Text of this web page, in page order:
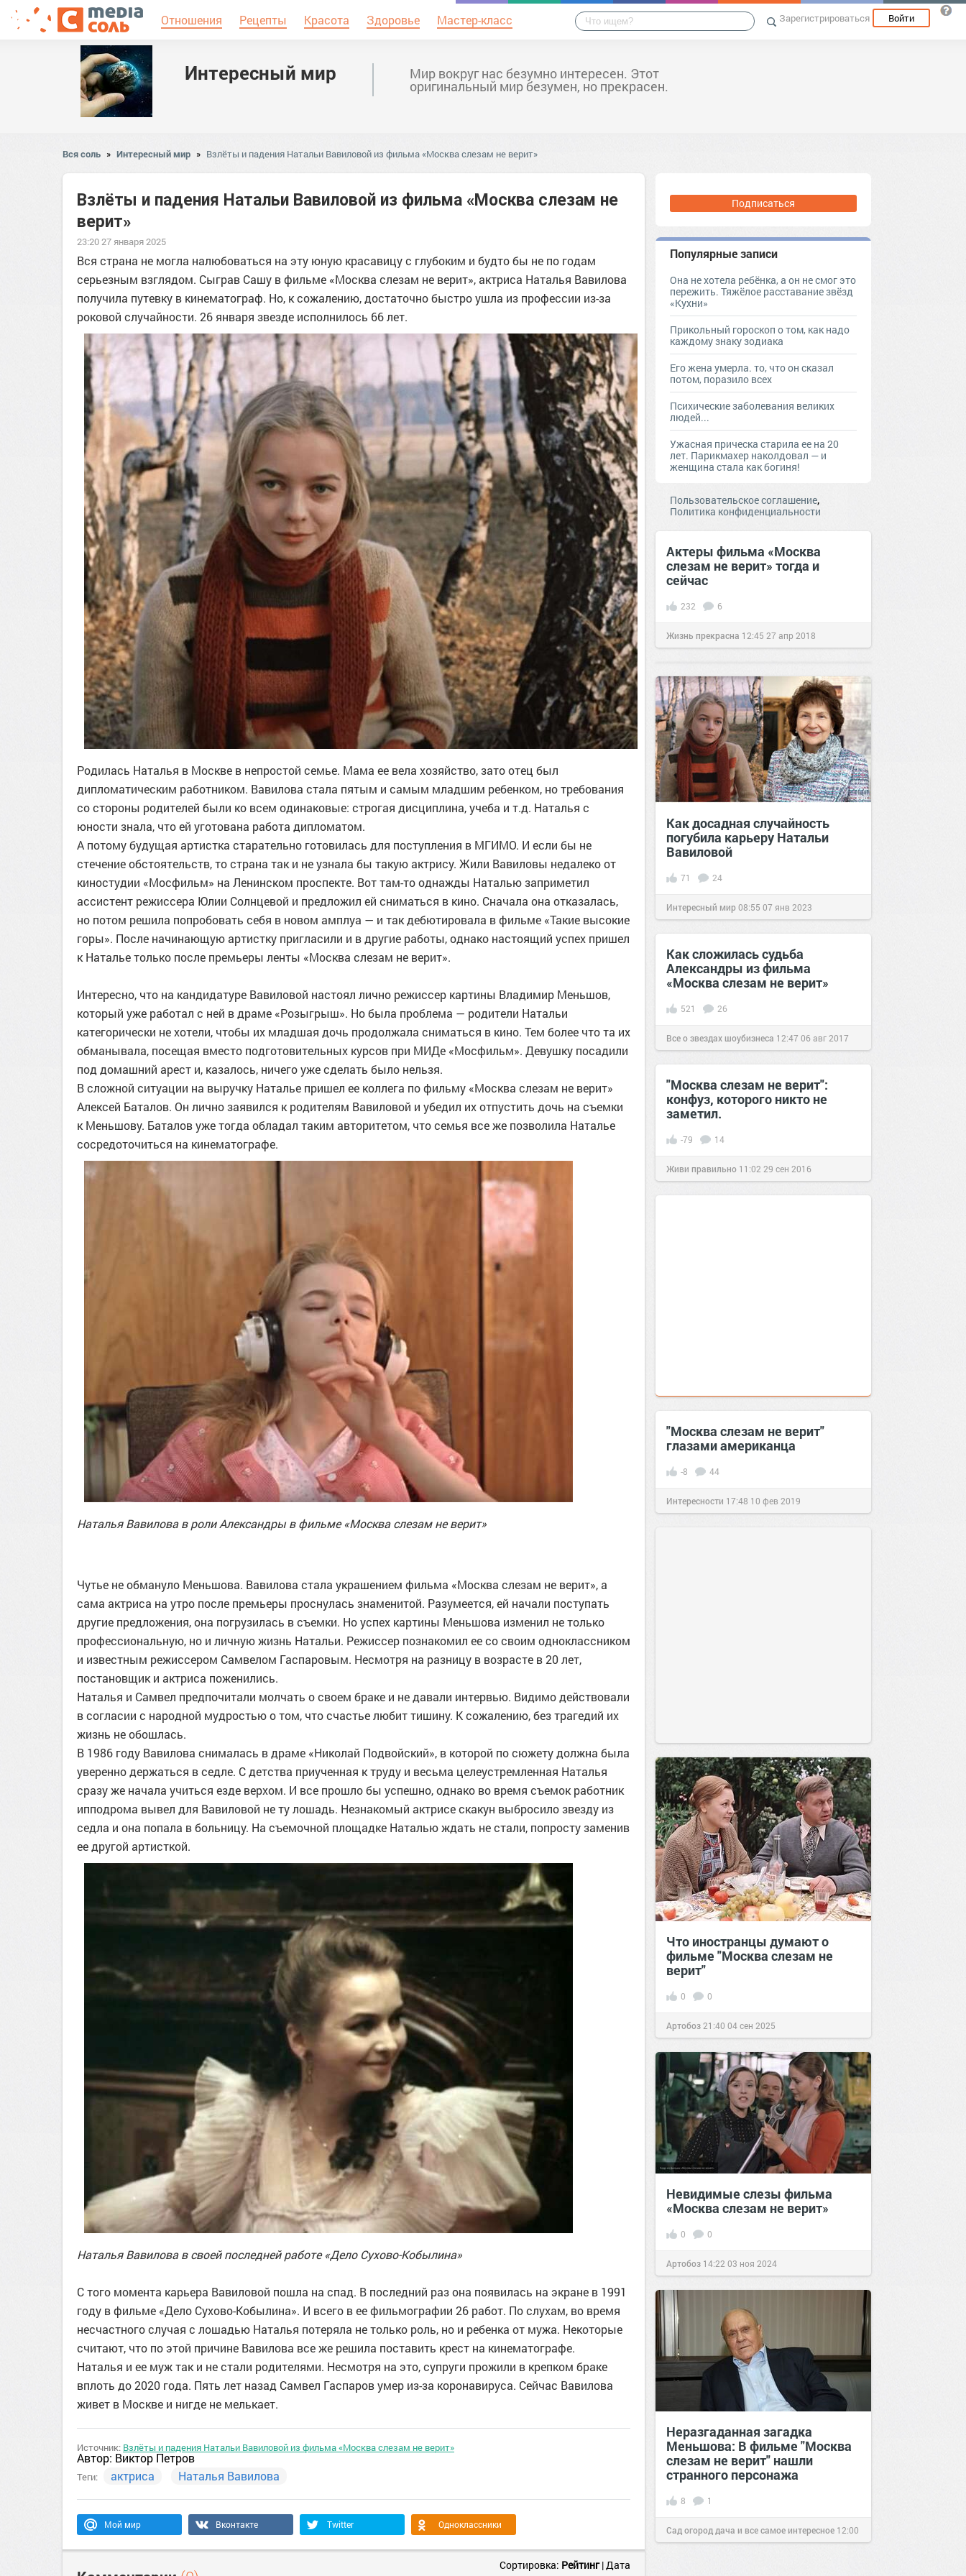
Отношения Рецепты Красота Здоровье Мастер-класс Зарегистрироваться Войти
Интересный мир Мир вокруг нас безумно интересен. Этот
оригинальный мир безумен, но прекрасен.
Вся соль » Интересный мир » Взлёты и падения Натальи Вавиловой из фильма «Москва слезам не верит»
Взлёты и падения Натальи Вавиловой из фильма «Москва слезам не
верит»
23:20 27 января 2025
Вся страна не могла налюбоваться на эту юную красавицу с глубоким и будто бы не по годам
серьезным взглядом. Сыграв Сашу в фильме «Москва слезам не верит», актриса Наталья Вавилова
получила путевку в кинематограф. Но, к сожалению, достаточно быстро ушла из профессии из-за
роковой случайности. 26 января звезде исполнилось 66 лет.
Родилась Наталья в Москве в непростой семье. Мама ее вела хозяйство, зато отец был
дипломатическим работником. Вавилова стала пятым и самым младшим ребенком, но требования
со стороны родителей были ко всем одинаковые: строгая дисциплина, учеба и т.д. Наталья с
юности знала, что ей уготована работа дипломатом.
А потому будущая артистка старательно готовилась для поступления в МГИМО. И если бы не
стечение обстоятельств, то страна так и не узнала бы такую актрису. Жили Вавиловы недалеко от
киностудии «Мосфильм» на Ленинском проспекте. Вот там-то однажды Наталью заприметил
ассистент режиссера Юлии Солнцевой и предложил ей сниматься в кино. Сначала она отказалась,
но потом решила попробовать себя в новом амплуа — и так дебютировала в фильме «Такие высокие
горы». После начинающую артистку пригласили и в другие работы, однако настоящий успех пришел
к Наталье только после премьеры ленты «Москва слезам не верит».
Интересно, что на кандидатуре Вавиловой настоял лично режиссер картины Владимир Меньшов,
который уже работал с ней в драме «Розыгрыш». Но была проблема — родители Натальи
категорически не хотели, чтобы их младшая дочь продолжала сниматься в кино. Тем более что та их
обманывала, посещая вместо подготовительных курсов при МИДе «Мосфильм». Девушку посадили
под домашний арест и, казалось, ничего уже сделать было нельзя.
В сложной ситуации на выручку Наталье пришел ее коллега по фильму «Москва слезам не верит»
Алексей Баталов. Он лично заявился к родителям Вавиловой и убедил их отпустить дочь на съемки
к Меньшову. Баталов уже тогда обладал таким авторитетом, что семья все же позволила Наталье
сосредоточиться на кинематографе.
Наталья Вавилова в роли Александры в фильме «Москва слезам не верит»
Чутье не обмануло Меньшова. Вавилова стала украшением фильма «Москва слезам не верит», а
сама актриса на утро после премьеры проснулась знаменитой. Разумеется, ей начали поступать
другие предложения, она погрузилась в съемки. Но успех картины Меньшова изменил не только
профессиональную, но и личную жизнь Натальи. Режиссер познакомил ее со своим одноклассником
и известным режиссером Самвелом Гаспаровым. Несмотря на разницу в возрасте в 20 лет,
постановщик и актриса поженились.
Наталья и Самвел предпочитали молчать о своем браке и не давали интервью. Видимо действовали
в согласии с народной мудростью о том, что счастье любит тишину. К сожалению, без трагедий их
жизнь не обошлась.
В 1986 году Вавилова снималась в драме «Николай Подвойский», в которой по сюжету должна была
уверенно держаться в седле. С детства приученная к труду и весьма целеустремленная Наталья
сразу же начала учиться езде верхом. И все прошло бы успешно, однако во время съемок работник
ипподрома вывел для Вавиловой не ту лошадь. Незнакомый актрисе скакун выбросило звезду из
седла и она попала в больницу. На съемочной площадке Наталью ждать не стали, попросту заменив
ее другой артисткой.
Наталья Вавилова в своей последней работе «Дело Сухово-Кобылина»
С того момента карьера Вавиловой пошла на спад. В последний раз она появилась на экране в 1991
году в фильме «Дело Сухово-Кобылина». И всего в ее фильмографии 26 работ. По слухам, во время
несчастного случая с лошадью Наталья потеряла не только роль, но и ребенка от мужа. Некоторые
считают, что по этой причине Вавилова все же решила поставить крест на кинематографе.
Наталья и ее муж так и не стали родителями. Несмотря на это, супруги прожили в крепком браке
вплоть до 2020 года. Пять лет назад Самвел Гаспаров умер из-за коронавируса. Сейчас Вавилова
живет в Москве и нигде не мелькает.
Источник: Взлёты и падения Натальи Вавиловой из фильма «Москва слезам не верит»
Автор: Виктор Петров
Теги: актриса Наталья Вавилова
Мой мир Вконтакте Twitter Одноклассники
Сортировка: Рейтинг|Дата
Подписаться
Популярные записи
Она не хотела ребёнка, а он не смог это
пережить. Тяжёлое расставание звёзд
«Кухни»
Прикольный гороскоп о том, как надо
каждому знаку зодиака
Его жена умерла. то, что он сказал
потом, поразило всех
Психические заболевания великих
людей...
Ужасная прическа старила ее на 20
лет. Парикмахер наколдовал — и
женщина стала как богиня!
Пользовательское соглашение,
Политика конфиденциальности
Актеры фильма «Москва
слезам не верит» тогда и
сейчас
232 6
Жизнь прекрасна 12:45 27 апр 2018
Как досадная случайность
погубила карьеру Натальи
Вавиловой
71 24
Интересный мир08:55 07 янв 2023
Как сложилась судьба
Александры из фильма
«Москва слезам не верит»
521 26
Все о звездах шоубизнеса 12:47 06 авг 2017
"Москва слезам не верит":
конфуз, которого никто не
заметил.
-79 14
Живи правильно 11:02 29 сен 2016
"Москва слезам не верит"
глазами американца
-8 44
Интересности 17:48 10 фев 2019
Что иностранцы думают о
фильме "Москва слезам не
верит"
0 0
Артобоз 21:40 04 сен 2025
Невидимые слезы фильма
«Москва слезам не верит»
0 0
Артобоз 14:22 03 ноя 2024
Неразгаданная загадка
Меньшова: В фильме "Москва
слезам не верит" нашли
странного персонажа
8 1
Сад огород дача и все самое интересное 12:00